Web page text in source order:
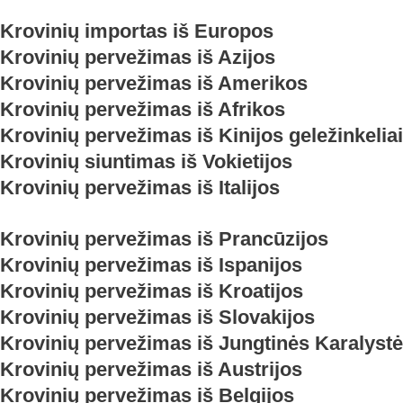
Krovinių importas iš Europos
Krovinių pervežimas iš Azijos
Krovinių pervežimas iš Amerikos
Krovinių pervežimas iš Afrikos
Krovinių pervežimas iš Kinijos
Krovinių siuntimas iš Vokietijos
Krovinių pervežimas iš Italijos
Krovinių pervežimas iš Prancūzijos
Krovinių pervežimas iš Ispanijos
Krovinių pervežimas iš Kroatijos
Krovinių pervežimas iš Slovakijos
Krovinių pervežimas iš Jungtinės
Krovinių pervežimas iš Austrijos
Krovinių pervežimas iš Belgijos